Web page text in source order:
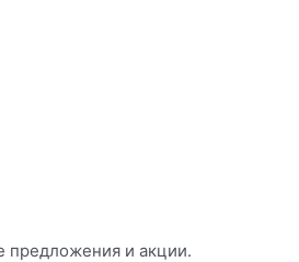
предложения и акции.